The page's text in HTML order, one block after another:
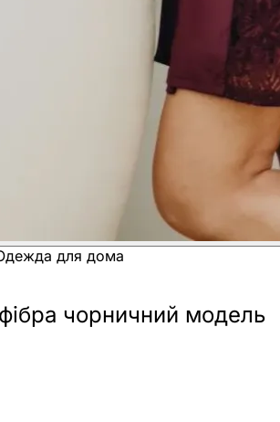
для дома
чорничний модель